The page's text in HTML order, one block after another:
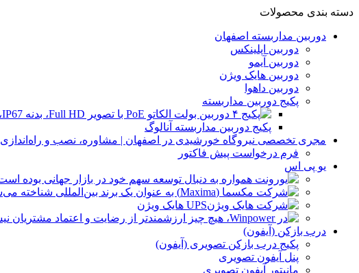
دسته بندی محصولات
دوربین مداربسته اصفهان
دوربین اپلینکس
دوربین آیمو
دوربین هایک ویژن
دوربین داهوا
پکیج دوربین مداربسته
پکیج دوربین مداربسته آنالوگ
مجری تخصصی نیروگاه خورشیدی در اصفهان | مشاوره، نصب و راه‌اندازی
فرم درخواست پیش فاکتور
یو پی اس
UPS هایک ویژن
درب بازکن (آیفون)
پکیج درب بازکن تصویری (آیفون)
پنل آیفون تصویری
مانیتور آیفون تصویری